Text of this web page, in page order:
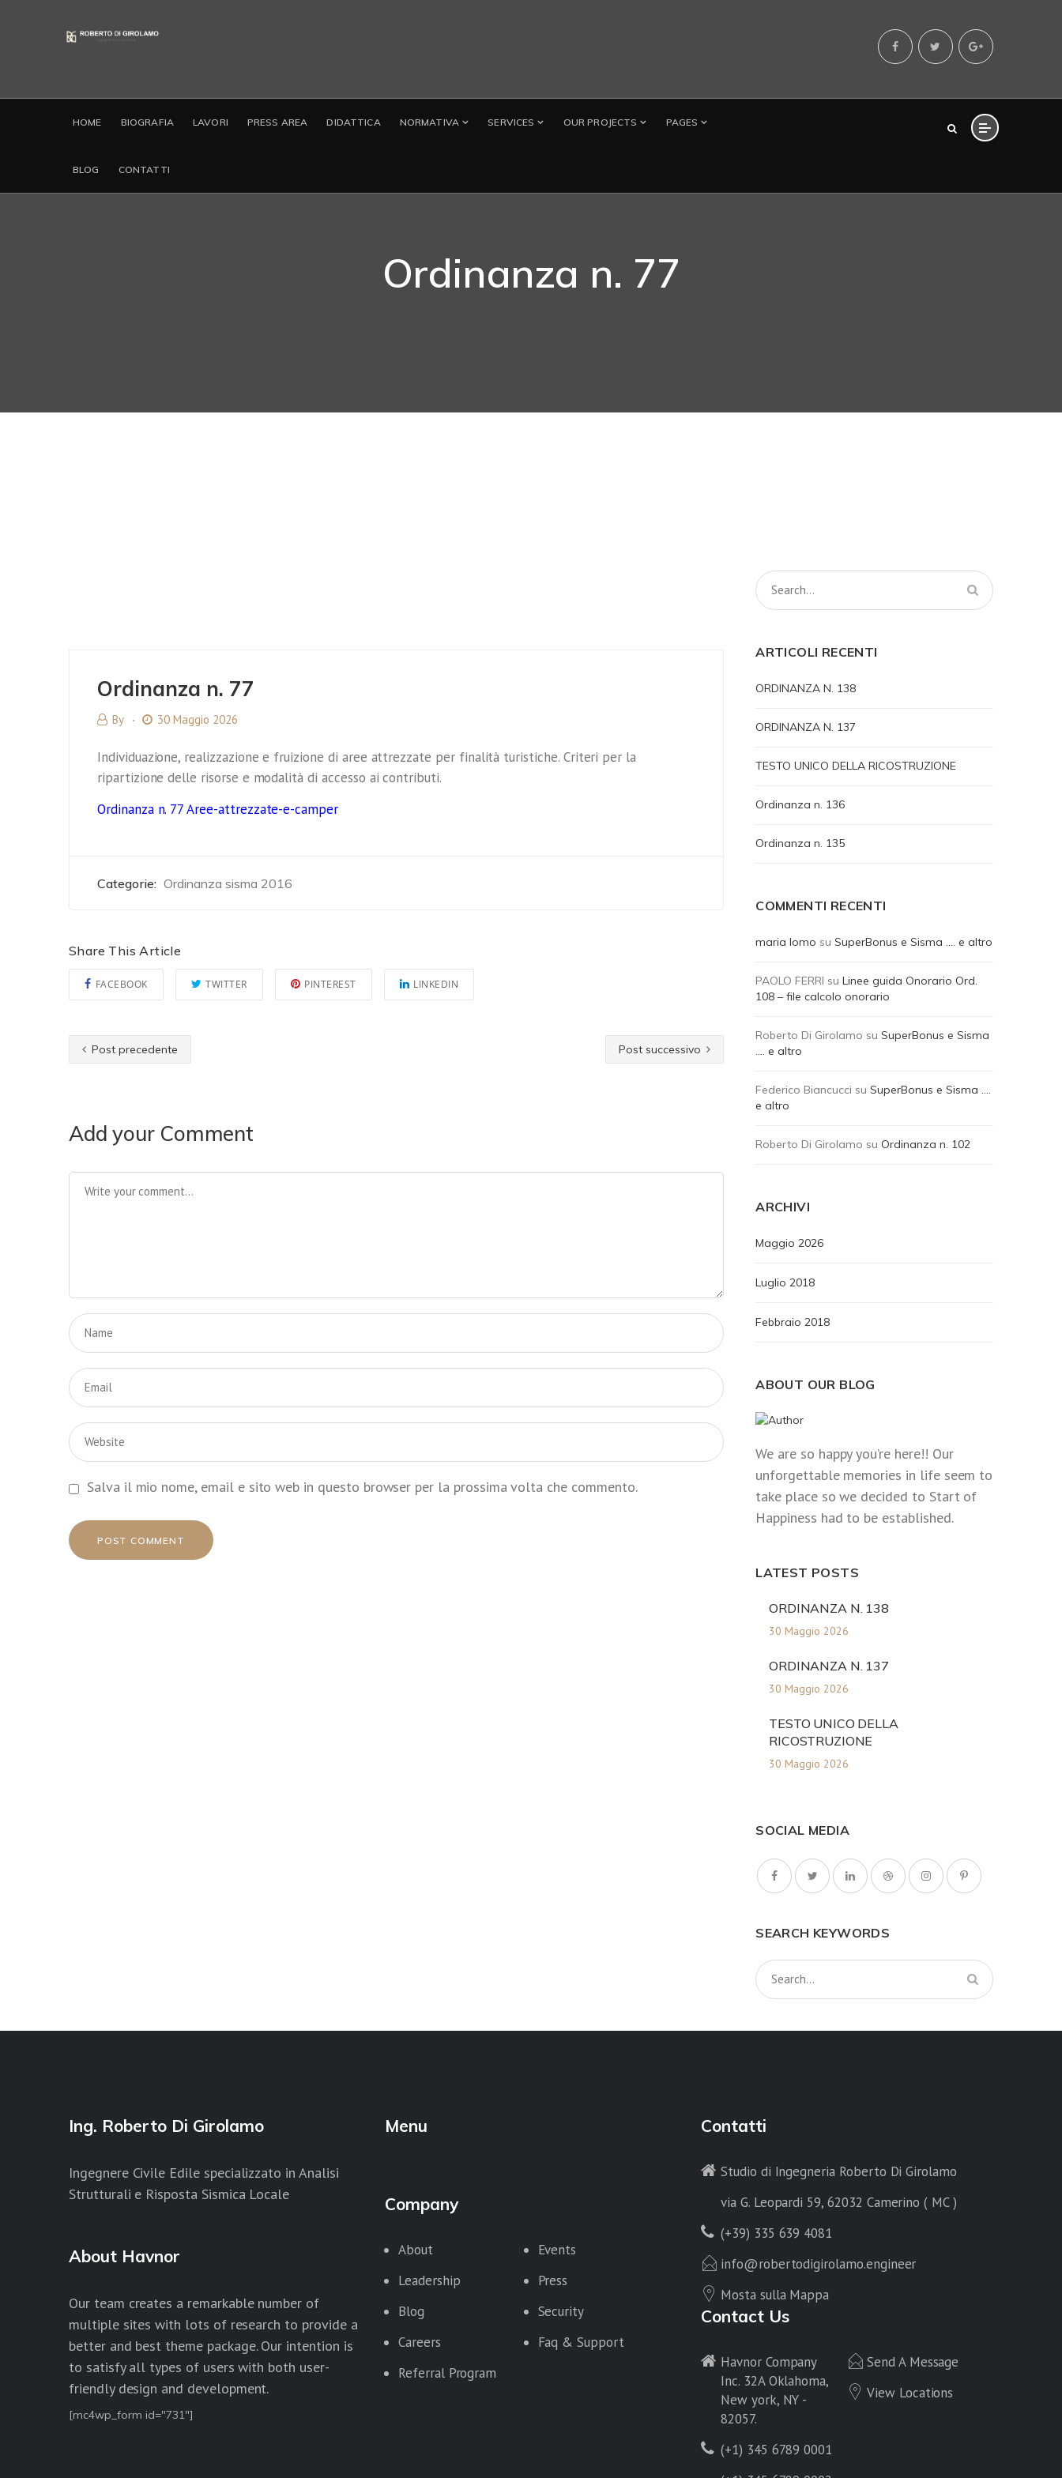
HOME BIOGRAFIA LAVORI PRESS AREA DIDATTICA NORMATIVA SERVICES OUR PROJECTS PAGES
BLOG CONTATTI
Ordinanza n. 77
Ordinanza n. 77
By 30 Maggio 2026
Individuazione, realizzazione e fruizione di aree attrezzate per finalità turistiche. Criteri per la
ripartizione delle risorse e modalità di accesso ai contributi.
Ordinanza n. 77 Aree-attrezzate-e-camper
Categorie: Ordinanza sisma 2016
Share This Article
FACEBOOK TWITTER PINTEREST LINKEDIN
Post precedente Post successivo
Add your Comment
Salva il mio nome, email e sito web in questo browser per la prossima volta che commento.
ARTICOLI RECENTI
ORDINANZA N. 138
ORDINANZA N. 137
TESTO UNICO DELLA RICOSTRUZIONE
Ordinanza n. 136
Ordinanza n. 135
COMMENTI RECENTI
maria lomo suSuperBonus e Sisma …. e altro
PAOLO FERRI suLinee guida Onorario Ord.
108 – file calcolo onorario
Roberto Di Girolamo suSuperBonus e Sisma
…. e altro
Federico Biancucci suSuperBonus e Sisma ….
e altro
Roberto Di Girolamo su Ordinanza n. 102
ARCHIVI
Maggio 2026
Luglio 2018
Febbraio 2018
ABOUT OUR BLOG
We are so happy you’re here!! Our
unforgettable memories in life seem to
take place so we decided to Start of
Happiness had to be established.
LATEST POSTS
ORDINANZA N. 138
30 Maggio 2026
ORDINANZA N. 137
30 Maggio 2026
TESTO UNICO DELLA
RICOSTRUZIONE
30 Maggio 2026
SOCIAL MEDIA
SEARCH KEYWORDS
Ing. Roberto Di Girolamo
Ingegnere Civile Edile specializzato in Analisi
Strutturali e Risposta Sismica Locale
About Havnor
Our team creates a remarkable number of
multiple sites with lots of research to provide a
better and best theme package. Our intention is
to satisfy all types of users with both user-
friendly design and development.
[mc4wp_form id="731"]
Menu
Company
About
Events
Leadership
Press
Blog
Security
Careers
Faq & Support
Referral Program
Contatti
Studio di Ingegneria Roberto Di Girolamo
via G. Leopardi 59, 62032 Camerino ( MC )
(+39) 335 639 4081
info@robertodigirolamo.engineer
Mosta sulla Mappa
Contact Us
Havnor Company
Inc. 32A Oklahoma,
New york, NY -
82057.
(+1) 345 6789 0001
Send A Message
View Locations